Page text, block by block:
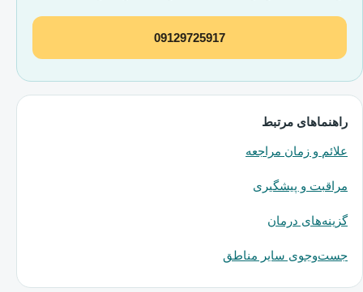
09129725917
راهنماهای مرتبط
علائم و زمان مراجعه
مراقبت و پیشگیری
گزینه‌های درمان
جست‌وجوی سایر مناطق